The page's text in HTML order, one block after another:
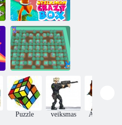
„Stickman Crazy
Box“
Sprogimo
bombonešis
Puzzle veiksmas
Apsaugos